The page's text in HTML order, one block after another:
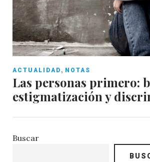
ACTUALIDAD , NOTAS
Las personas primero:
estigmatización y
Buscar